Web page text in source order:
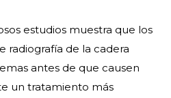
estudios muestra que los
radiografía de la cadera
antes de que causen
un tratamiento más